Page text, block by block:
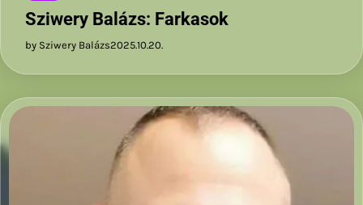
Sziwery Balázs: Farkasok
by Sziwery Balázs2025.10.20.